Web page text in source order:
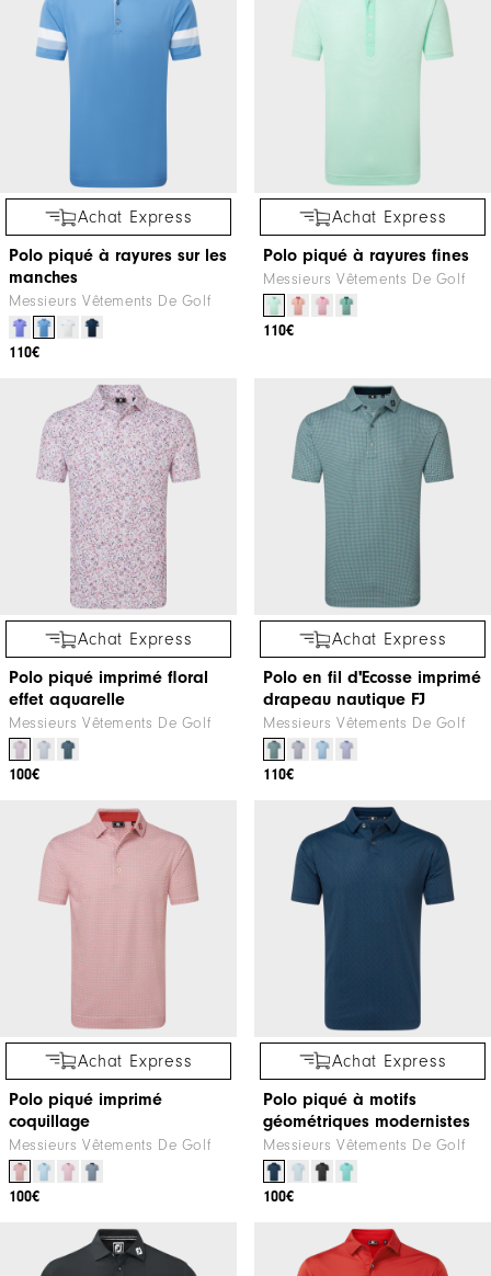
Achat Express
Polo piqué à rayures sur les
manches
Messieurs Vêtements De Golf
110€
Achat Express
Polo piqué à rayures fines
Messieurs Vêtements De Golf
110€
Achat Express
Polo piqué imprimé floral
effet aquarelle
Messieurs Vêtements De Golf
100€
Achat Express
Polo en fil d'Ecosse imprimé
drapeau nautique FJ
Messieurs Vêtements De Golf
110€
Achat Express
Polo piqué imprimé
coquillage
Messieurs Vêtements De Golf
100€
Achat Express
Polo piqué à motifs
géométriques modernistes
Messieurs Vêtements De Golf
100€